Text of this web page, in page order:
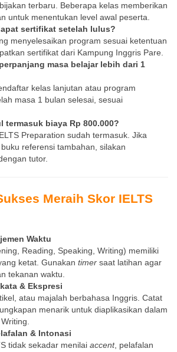
terbaru. Beberapa kelas memberikan
untuk menentukan level awal peserta.
sertifikat setelah lulus?
menyelesaikan program sesuai ketentuan
sertifikat dari Kampung Inggris Pare.
masa belajar lebih dari 1
kelas lanjutan atau program
masa 1 bulan selesai, sesuai
termasuk biaya Rp 800.000?
Preparation sudah termasuk. Jika
referensi tambahan, silakan
tutor.
Meraih Skor IELTS
Waktu
Reading, Speaking, Writing) memiliki
ketat. Gunakan timer saat latihan agar
tekanan waktu.
& Ekspresi
atau majalah berbahasa Inggris. Catat
menarik untuk diaplikasikan dalam
& Intonasi
tidak sekadar menilai accent, pelafalan